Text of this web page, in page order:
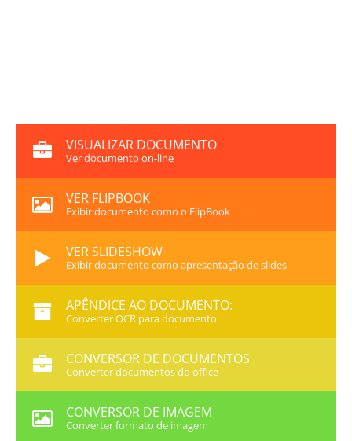
VISUALIZAR DOCUMENTO
Ver documento on-line
VER FLIPBOOK
Exibir documento como o FlipBook
VER SLIDESHOW
Exibir documento como apresentação de slides
APÊNDICE AO DOCUMENTO:
Converter OCR para documento
CONVERSOR DE DOCUMENTOS
Converter documentos do office
CONVERSOR DE IMAGEM
Converter formato de imagem